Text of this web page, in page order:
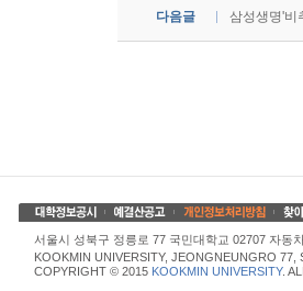
다음글 삼성생명'비
서울시 성북구 정릉로 77 국민대학교 02707 자동
KOOKMIN UNIVERSITY, JEONGNEUNGRO
COPYRIGHT © 2015 KOOKMIN UNIVERSITY.